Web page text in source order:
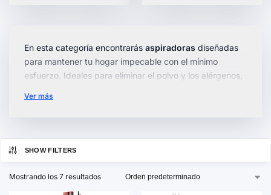
En esta categoría encontrarás aspiradoras diseñadas
para mantener tu hogar impecable con el mínimo
esfuerzo. Ideales para eliminar el polvo y los alérgenos,
moderno.
Ver más
SHOW FILTERS
Mostrando los 7 resultados